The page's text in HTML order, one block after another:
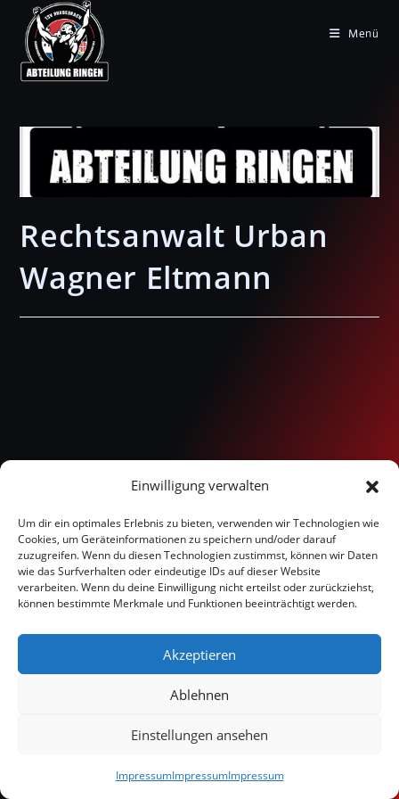
Einwilligung verwalten
Um dir ein optimales Erlebnis zu bieten, verwenden wir Technologien wie
Cookies, um Geräteinformationen zu speichern und/oder darauf
zuzugreifen. Wenn du diesen Technologien zustimmst, können wir Daten
wie das Surfverhalten oder eindeutige IDs auf dieser Website
verarbeiten. Wenn du deine Einwilligung nicht erteilst oder zurückziehst,
können bestimmte Merkmale und Funktionen beeinträchtigt werden.
Akzeptieren
Ablehnen
Einstellungen ansehen
ImpressumImpressumImpressum
Inhalt
springen
Menü
Rechtsanwalt Urban
Wagner Eltmann